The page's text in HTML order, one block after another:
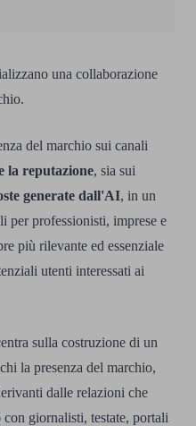
una collaborazione
del marchio sui canali
la reputazione, sia sui
generate dall'AI, in un
per professionisti, imprese e
più rilevante ed essenziale
utenti interessati ai
sulla costruzione di un
la presenza del marchio,
dalle relazioni che
giornalisti, testate, portali